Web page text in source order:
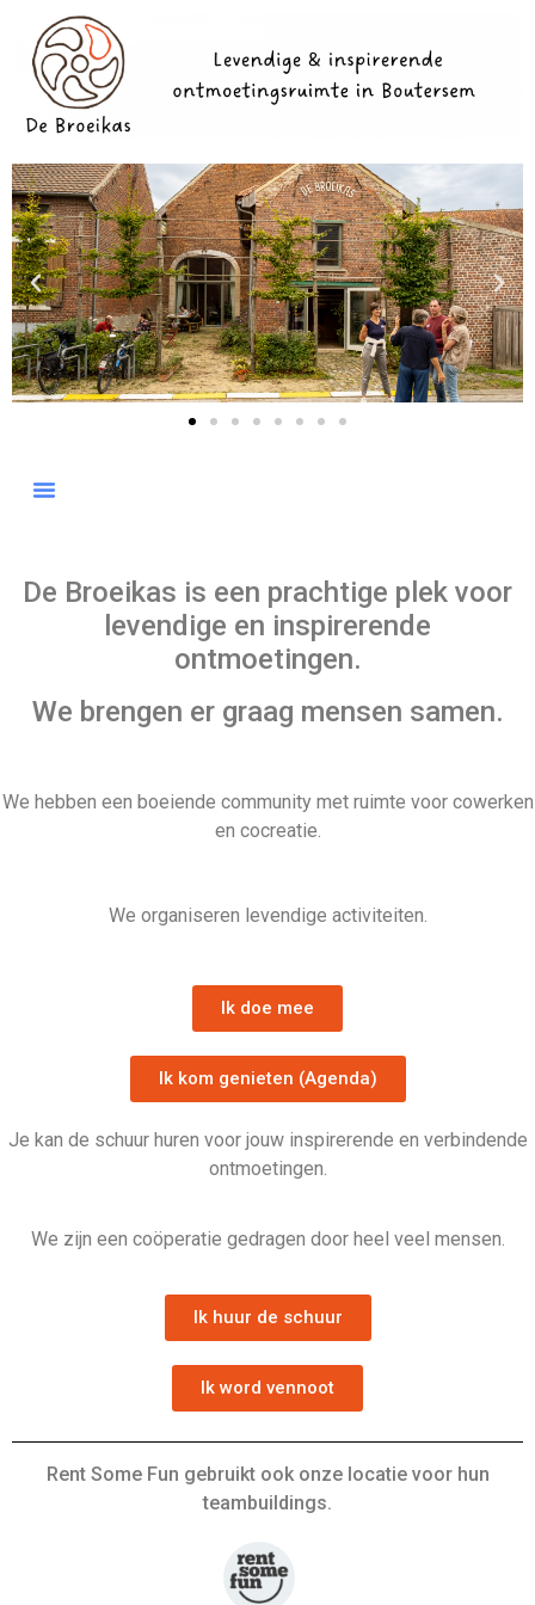
De Broeikas is een prachtige plek voor
levendige en inspirerende
ontmoetingen.
We brengen er graag mensen samen.
We hebben een boeiende community met ruimte voor cowerken
en cocreatie.
We organiseren levendige activiteiten.
Ik doe mee
Ik kom genieten (Agenda)
Je kan de schuur huren voor jouw inspirerende en verbindende
ontmoetingen.
We zijn een coöperatie gedragen door heel veel mensen.
Ik huur de schuur
Ik word vennoot
Rent Some Fun gebruikt ook onze locatie voor hun
teambuildings.